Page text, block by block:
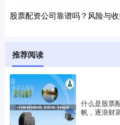
股票配资公司靠谱吗？风险与
推荐阅读
什么是股票
帆，逐浪财